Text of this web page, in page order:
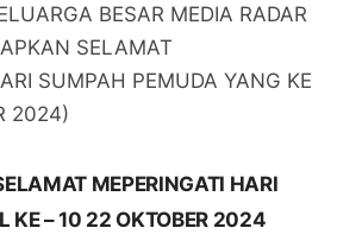
BESAR MEDIA RADAR
SELAMAT
SUMPAH PEMUDA YANG KE
2024)
MEPERINGATI HARI
KE – 10 22 OKTOBER 2024